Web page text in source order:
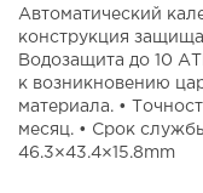
Автоматический
конструкция
Водозащита до 10
к возникновению
материала. •
месяц. • Срок
46.3×43.4×15.8mm